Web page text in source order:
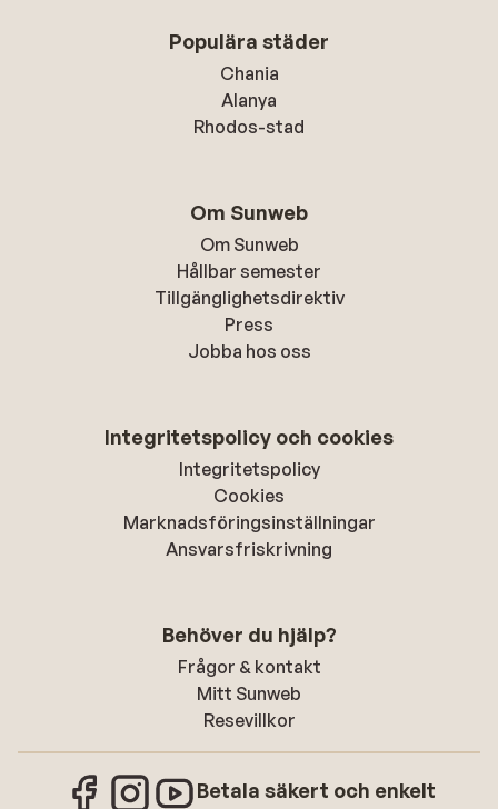
Populära städer
Chania
Alanya
Rhodos-stad
Om Sunweb
Om Sunweb
Hållbar semester
Tillgänglighetsdirektiv
Press
Jobba hos oss
Integritetspolicy och cookies
Integritetspolicy
Cookies
Marknadsföringsinställningar
Ansvarsfriskrivning
Behöver du hjälp?
Frågor & kontakt
Mitt Sunweb
Resevillkor
Betala säkert och enkelt